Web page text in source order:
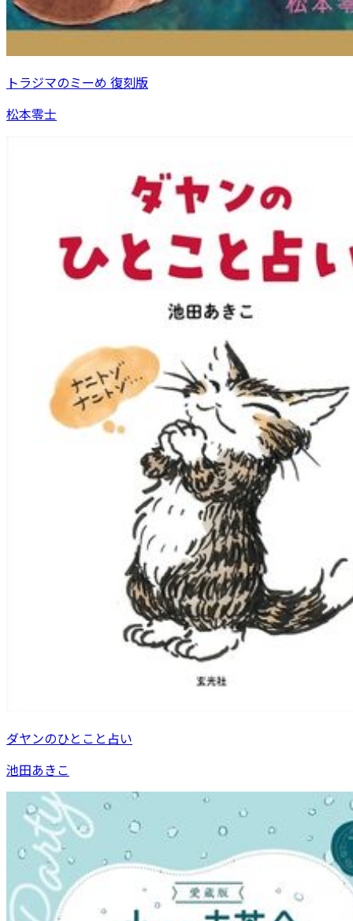
トラジマのミーめ 復刻版
松本零士
ダヤンのひとこと占い
池田あきこ